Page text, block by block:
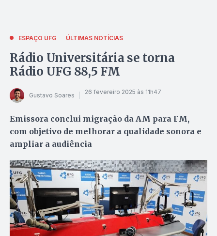
ESPAÇO UFG ÚLTIMAS NOTÍCIAS
Rádio Universitária se torna
Rádio UFG 88,5 FM
Gustavo Soares 26 fevereiro 2025 às 11h47
Emissora conclui migração da AM para FM,
com objetivo de melhorar a qualidade sonora e
ampliar a audiência